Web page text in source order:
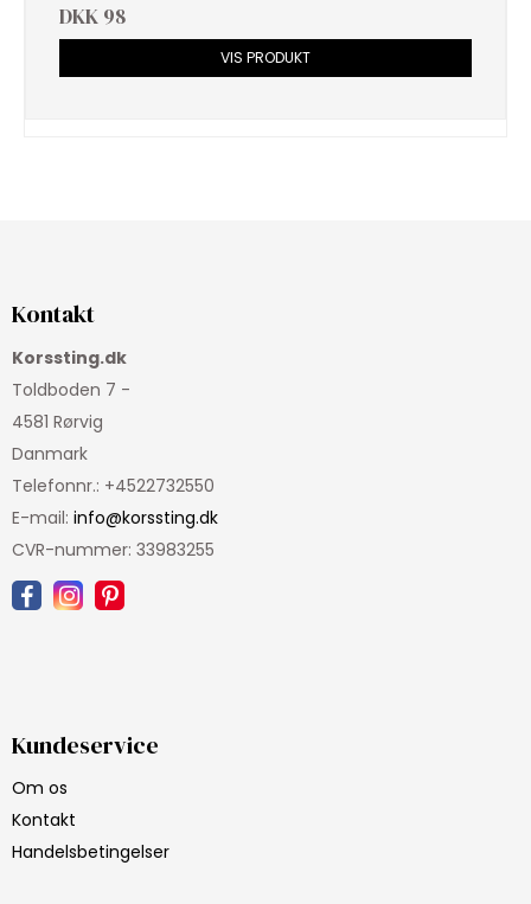
DKK 98
VIS PRODUKT
Kontakt
Korssting.dk
Toldboden 7 -
4581 Rørvig
Danmark
Telefonnr.: +4522732550
E-mail: info@korssting.dk
CVR-nummer: 33983255
Kundeservice
Om os
Kontakt
Handelsbetingelser